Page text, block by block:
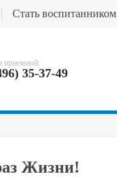
приемной:
35-37-49
Стать воспитанником
Жизни!